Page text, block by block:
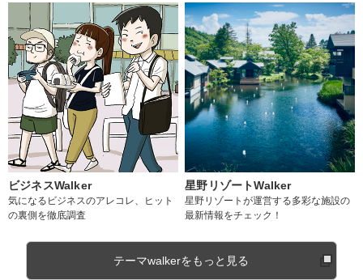
ビジネスWalker
気になるビジネスのアレコレ、ヒット
の裏側を徹底調査
星野リゾートWalker
星野リゾートが運営する多彩な施設の
最新情報をチェック！
テーマwalkerをもっと見る